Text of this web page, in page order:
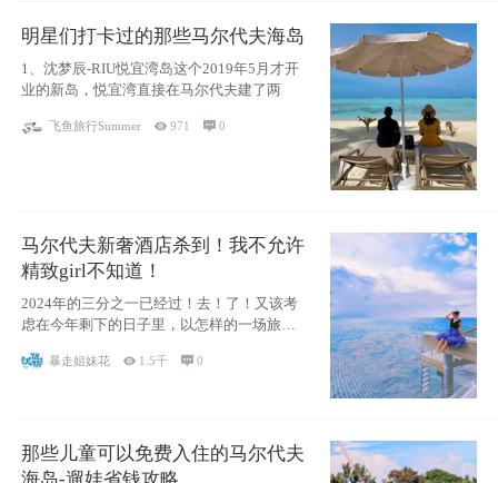
明星们打卡过的那些马尔代夫海岛
1、沈梦辰-RIU悦宜湾岛这个2019年5月才开
业的新岛，悦宜湾直接在马尔代夫建了两
飞鱼旅行Summer 971 0
马尔代夫新奢酒店杀到！我不允许
精致girl不知道！
2024年的三分之一已经过！去！了！又该考
虑在今年剩下的日子里，以怎样的一场旅行
暴走姐妹花  1.5千 0
那些儿童可以免费入住的马尔代夫